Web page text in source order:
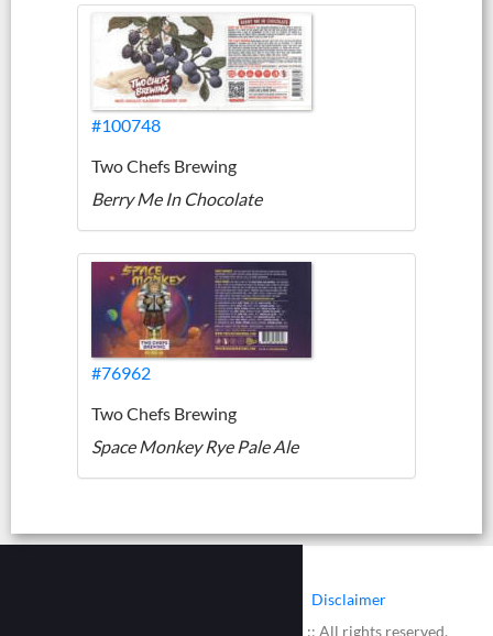
#100748
Two Chefs Brewing
Berry Me In Chocolate
#76962
Two Chefs Brewing
Space Monkey Rye Pale Ale
Disclaimer
© 2002 - 2026 :: www.bieretiketten.nl :: All rights reserved.